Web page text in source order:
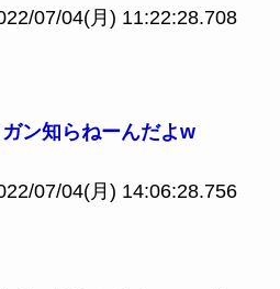
07/04(月) 11:22:28.708
ン知らねーんだよw
07/04(月) 14:06:28.756